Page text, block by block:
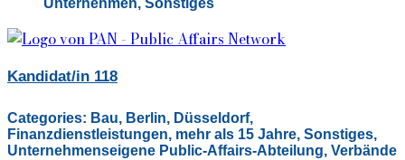
Kandidat/in 118
Categories: Bau, Berlin, Düsseldorf,
Finanzdienstleistungen, mehr als 15 Jahre, Sonstiges,
Unternehmenseigene Public-Affairs-Abteilung, Verbände